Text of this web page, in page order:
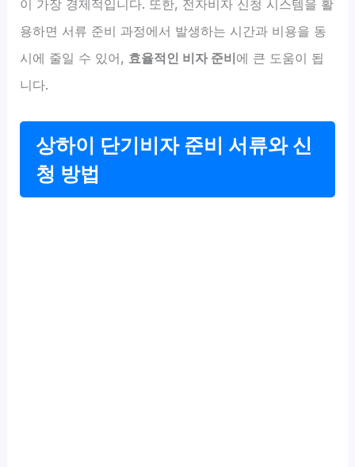
이 가장 경제적입니다. 또한, 전자비자 신청 시스템을 활
용하면 서류 준비 과정에서 발생하는 시간과 비용을 동
시에 줄일 수 있어, 효율적인 비자 준비에 큰 도움이 됩
니다.
상하이 단기비자 준비 서류와 신
청 방법